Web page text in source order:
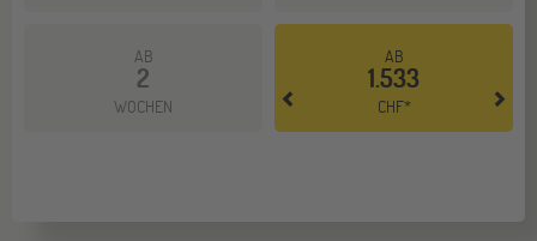
AB
2
WOCHEN
AB
1.533
CHF*